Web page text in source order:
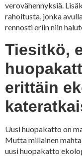
verovähennyksiä.
rahoitusta, jonka
rennosti eriin niin
Tiesitkö,
erittäin
Uusi huopakatto on
Mutta millainen
uusi huopakatto